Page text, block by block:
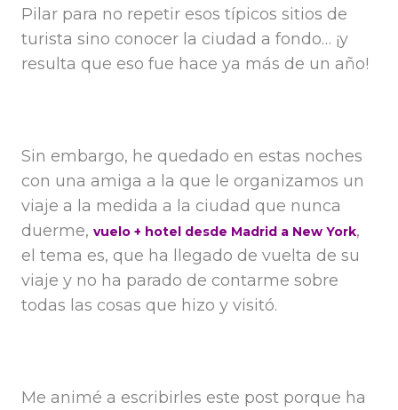
Pilar para no repetir esos típicos sitios de
turista sino conocer la ciudad a fondo… ¡y
resulta que eso fue hace ya más de un año!
Sin embargo, he quedado en estas noches
con una amiga a la que le organizamos un
viaje a la medida a la ciudad que nunca
duerme, vuelo + hotel desde Madrid a New York,
el tema es, que ha llegado de vuelta de su
viaje y no ha parado de contarme sobre
todas las cosas que hizo y visitó.
Me animé a escribirles este post porque ha